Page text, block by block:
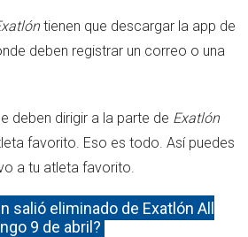
tienen que descargar la app de
deben registrar un correo o una
deben dirigir a la parte de Exatlón
favorito. Eso es todo. Así puedes
a tu atleta favorito.
salió eliminado de Exatlón All
9 de abril?